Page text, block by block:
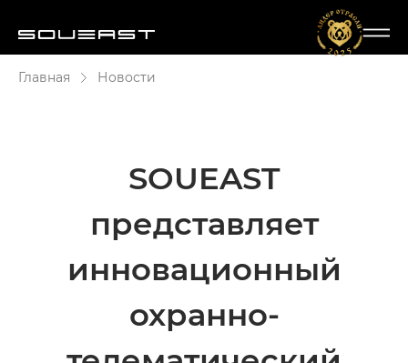
Главная Новости
SOUEAST
представляет
инновационный
охранно-